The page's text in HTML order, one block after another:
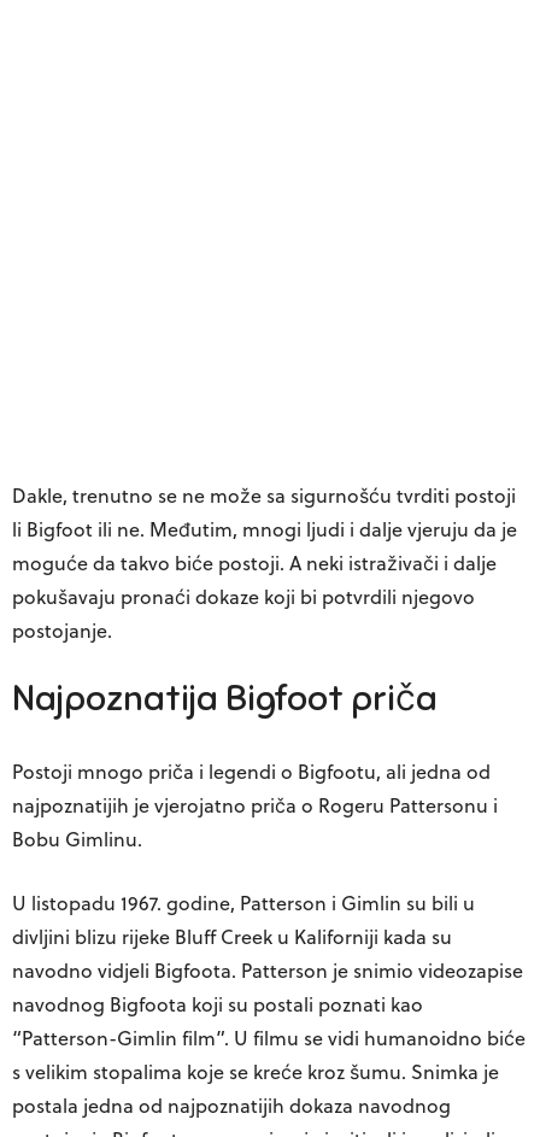
Dakle, trenutno se ne može sa sigurnošću tvrditi postoji
li Bigfoot ili ne. Međutim, mnogi ljudi i dalje vjeruju da je
moguće da takvo biće postoji. A neki istraživači i dalje
pokušavaju pronaći dokaze koji bi potvrdili njegovo
postojanje.
Najpoznatija Bigfoot priča
Postoji mnogo priča i legendi o Bigfootu, ali jedna od
najpoznatijih je vjerojatno priča o Rogeru Pattersonu i
Bobu Gimlinu.
U listopadu 1967. godine, Patterson i Gimlin su bili u
divljini blizu rijeke Bluff Creek u Kaliforniji kada su
navodno vidjeli Bigfoota. Patterson je snimio videozapise
navodnog Bigfoota koji su postali poznati kao
“Patterson-Gimlin film”. U filmu se vidi humanoidno biće
s velikim stopalima koje se kreće kroz šumu. Snimka je
postala jedna od najpoznatijih dokaza navodnog